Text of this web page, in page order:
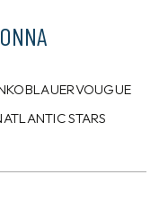
BLAUERVOUGUE
ATLANTIC STARS